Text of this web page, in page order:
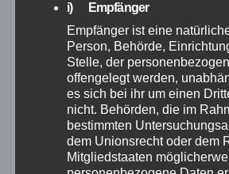
Maximale Traglast von
20 kg
Leichtes Gewicht von
nur 440 g
Fazit
i) Empfänger
Empfänger ist eine
Person, Behörde,
Stelle, der
offengelegt werden,
es sich bei ihr um einen
nicht. Behörden, die im
bestimmten
dem Unionsrecht oder dem
Mitgliedstaaten